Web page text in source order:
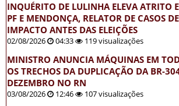
INQUÉRITO DE LULINHA ELEVA ATRITO
PF E MENDONÇA, RELATOR DE CASOS DE
IMPACTO ANTES DAS ELEIÇÕES
02/08/2026 04:33 119 visualizações
MINISTRO ANUNCIA MÁQUINAS EM
OS TRECHOS DA DUPLICAÇÃO DA BR-
DEZEMBRO NO RN
03/08/2026 12:46 107 visualizações